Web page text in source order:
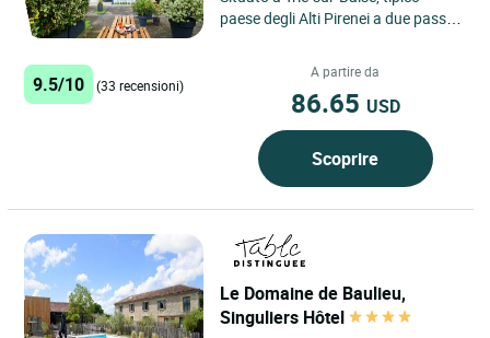
paese degli Alti Pirenei a due passi
famoso paese di Marciac,...
9.5/10 (33 recensioni)
A partire da
86.65 USD
Scoprire
Le Domaine de Baulieu,
Singuliers Hôtel